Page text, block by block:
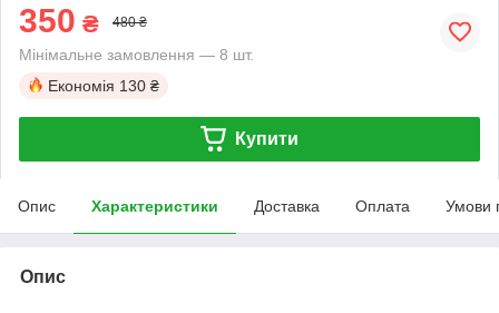
350 ₴ 480 ₴
Мінімальне замовлення — 8 шт.
Економія 130 ₴
Купити
Опис Характеристики Доставка Оплата Умови
Опис